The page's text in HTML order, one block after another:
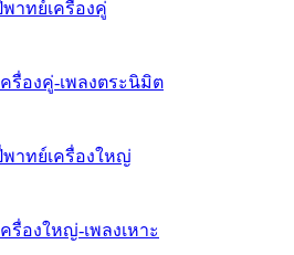
าทย์เครื่องคู่
รื่องคู่-เพลงตระนิมิต
าทย์เครื่องใหญ่
รื่องใหญ่-เพลงเหาะ